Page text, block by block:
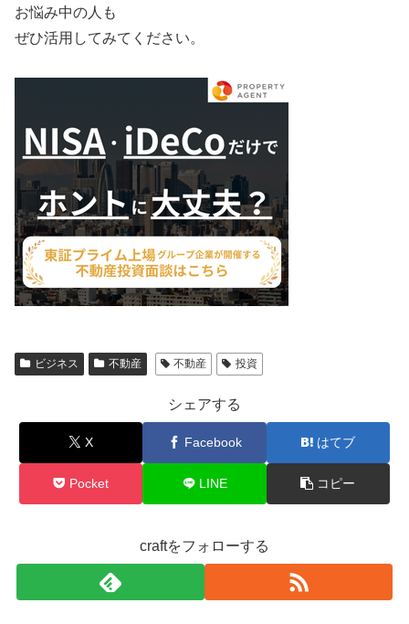
お悩み中の人も
ぜひ活用してみてください。
ビジネス 不動産 不動産 投資
シェアする
X Facebook はてブ
Pocket LINE コピー
craftをフォローする